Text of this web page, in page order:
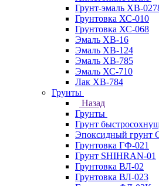
Грунт-эмаль ХВ-
Грунтовка ХС-010
Грунтовка ХС-068
Эмаль ХВ-16
Эмаль ХВ-124
Эмаль ХВ-785
Эмаль ХС-710
Лак ХВ-784
Грунты
Назад
Грунты
Грунт
Эпоксидный грунт
Грунтовка ГФ-021
Грунт SHIHRAN-01
Грунтовка ВЛ-02
Грунтовка ВЛ-023